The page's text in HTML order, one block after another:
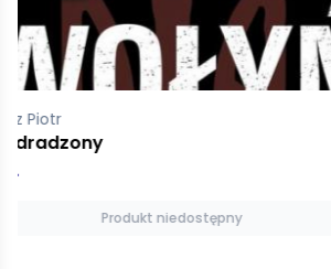
Zychowicz Piotr
Sowieci
44,90 zł
Produkt niedostępny